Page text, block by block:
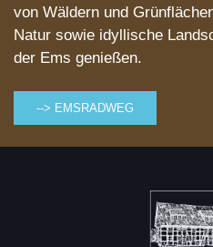
von Wäldern und
Natur sowie idyllische
der Ems genießen.
--> EMSRADWEG